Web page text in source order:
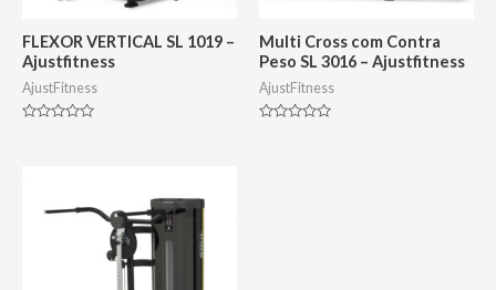
FLEXOR VERTICAL SL 1019 –
Ajustfitness
AjustFitness
Multi Cross com Contra
Peso SL 3016 – Ajustfitness
AjustFitness